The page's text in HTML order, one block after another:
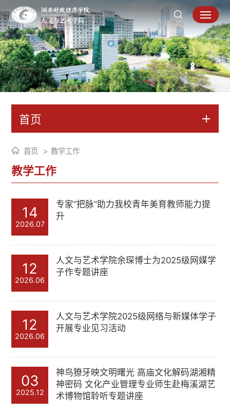
首页
教学工作
首页 教学工作
14
2026.07
专家“把脉”助力我校青年美育教师能力提
升
12
2026.06
人文与艺术学院余琛博士为2025级网媒学
子作专题讲座
12
2026.06
人文与艺术学院2025级网络与新媒体学子
开展专业见习活动
03
2025.12
神鸟獠牙映文明曙光 高庙文化解码湖湘精
神密码 文化产业管理专业师生赴梅溪湖艺
术博物馆聆听专题讲座